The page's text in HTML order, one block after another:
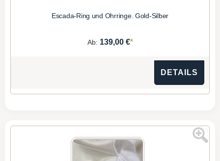
Escada-Ring und Ohrringe. Gold-Silber
Ab: 139,00 €*
DETAILS